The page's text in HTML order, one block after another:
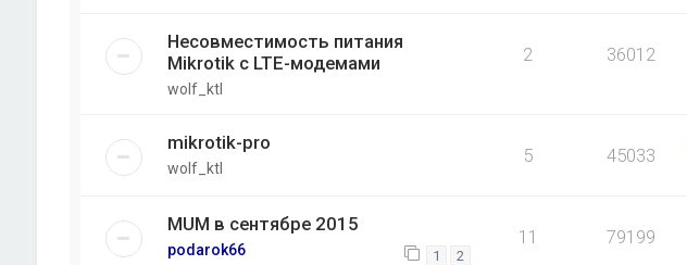
Несовместимость питания
Mikrotik с LTE-модемами
wolf_ktl
2 36012
mikrotik-pro
wolf_ktl
5 45033
MUM в сентябре 2015
podarok66 1 2
11 79199